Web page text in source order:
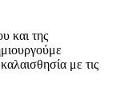
και της
με τις